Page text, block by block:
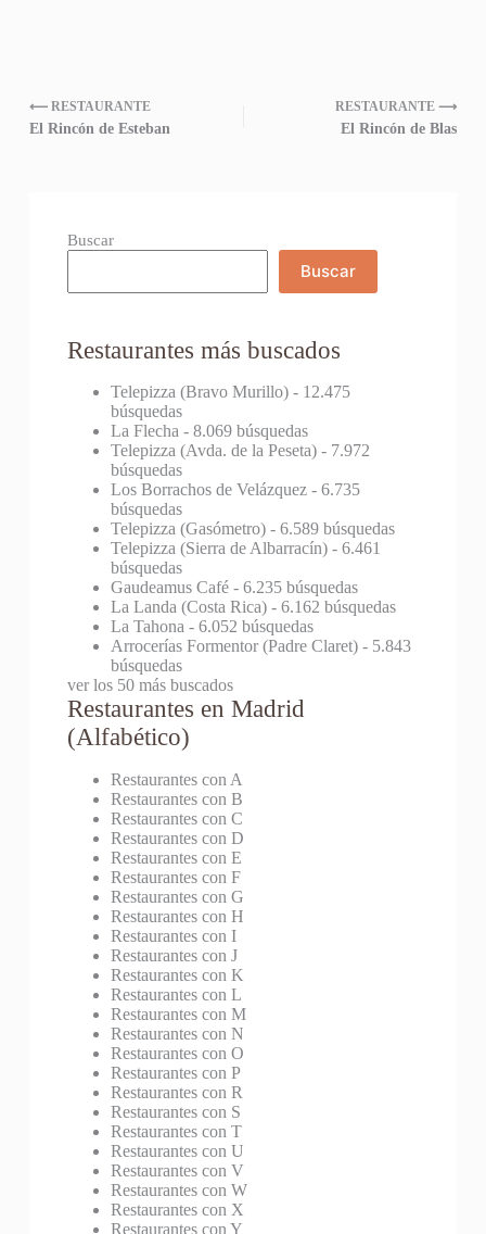
⟵ RESTAURANTE
El Rincón de Esteban
RESTAURANTE ⟶
El Rincón de Blas
Buscar
Buscar
Restaurantes más buscados
Telepizza (Bravo Murillo)- 12.475
búsquedas
La Flecha - 8.069 búsquedas
Telepizza (Avda. de la Peseta)- 7.972
búsquedas
Los Borrachos de Velázquez- 6.735
búsquedas
Telepizza (Gasómetro)- 6.589 búsquedas
Telepizza (Sierra de Albarracín)- 6.461
búsquedas
Gaudeamus Café- 6.235 búsquedas
La Landa (Costa Rica)- 6.162 búsquedas
La Tahona - 6.052 búsquedas
Arrocerías Formentor (Padre Claret)- 5.843
búsquedas
ver los 50 más buscados
Restaurantes en Madrid
(Alfabético)
Restaurantes con A
Restaurantes con B
Restaurantes con C
Restaurantes con D
Restaurantes con E
Restaurantes con F
Restaurantes con G
Restaurantes con H
Restaurantes con I
Restaurantes con J
Restaurantes con K
Restaurantes con L
Restaurantes con M
Restaurantes con N
Restaurantes con O
Restaurantes con P
Restaurantes con R
Restaurantes con S
Restaurantes con T
Restaurantes con U
Restaurantes con V
Restaurantes con W
Restaurantes con X
Restaurantes con Y